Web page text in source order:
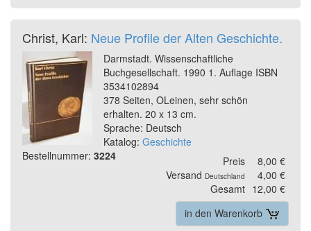
Christ, Karl: Neue Profile der Alten Geschichte.
Darmstadt. Wissenschaftliche
Buchgesellschaft. 1990 1. Auflage ISBN
3534102894
378 Seiten, OLeinen, sehr schön
erhalten. 20 x 13 cm.
Sprache: Deutsch
Katalog: Geschichte
Bestellnummer: 3224 Preis
8,00 €
Versand Deutschland
4,00 €
Gesamt 12,00 €
in den Warenkorb